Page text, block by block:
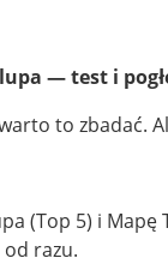
— test i
to
(Top 5) i
razu.